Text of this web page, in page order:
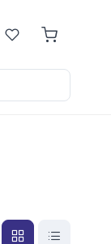
Oblíbené